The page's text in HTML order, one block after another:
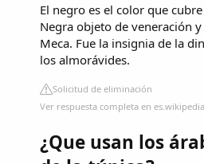
El negro es el color que
Negra objeto de veneración
Meca. Fue la insignia de la
los almorávides.
Solicitud de eliminación
Ver respuesta completa en
¿Que usan los